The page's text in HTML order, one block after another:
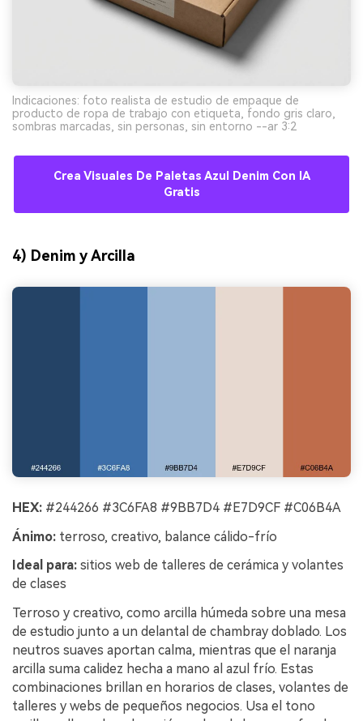
Indicaciones: foto realista de estudio de empaque de
producto de ropa de trabajo con etiqueta, fondo gris claro,
sombras marcadas, sin personas, sin entorno --ar 3:2
Crea Visuales De Paletas Azul Denim Con IA
Gratis
4) Denim y Arcilla
HEX: #244266 #3C6FA8 #9BB7D4 #E7D9CF #C06B4A
Ánimo: terroso, creativo, balance cálido-frío
Ideal para: sitios web de talleres de cerámica y volantes
de clases
Terroso y creativo, como arcilla húmeda sobre una mesa
de estudio junto a un delantal de chambray doblado. Los
neutros suaves aportan calma, mientras que el naranja
arcilla suma calidez hecha a mano al azul frío. Estas
combinaciones brillan en horarios de clases, volantes de
talleres y webs de pequeños negocios. Usa el tono